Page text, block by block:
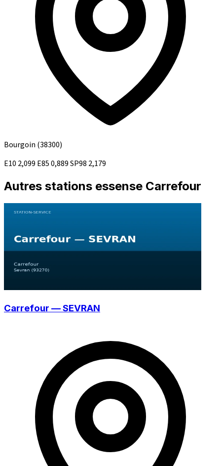
Bourgoin (38300)
E10 2,099 E850,889SP98 2,179
Autres stations essense Carrefour
Carrefour — SEVRAN